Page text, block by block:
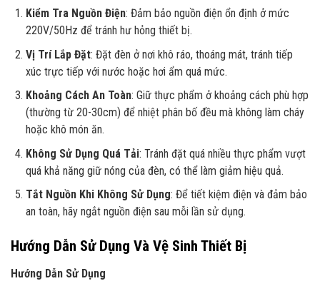
Kiểm Tra Nguồn Điện: Đảm bảo nguồn điện ổn định ở mức
220V/50Hz để tránh hư hỏng thiết bị.
Vị Trí Lắp Đặt: Đặt đèn ở nơi khô ráo, thoáng mát, tránh tiếp
xúc trực tiếp với nước hoặc hơi ẩm quá mức.
Khoảng Cách An Toàn: Giữ thực phẩm ở khoảng cách phù hợp
(thường từ 20-30cm) để nhiệt phân bố đều mà không làm cháy
hoặc khô món ăn.
Không Sử Dụng Quá Tải: Tránh đặt quá nhiều thực phẩm vượt
quá khả năng giữ nóng của đèn, có thể làm giảm hiệu quả.
Tắt Nguồn Khi Không Sử Dụng: Để tiết kiệm điện và đảm bảo
an toàn, hãy ngắt nguồn điện sau mỗi lần sử dụng.
Hướng Dẫn Sử Dụng Và Vệ Sinh Thiết Bị
Hướng Dẫn Sử Dụng